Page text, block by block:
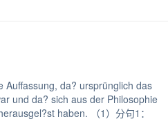
Auffassung, da? ursprünglich das
und da? sich aus der Philosophie
haben. （1）分句1：